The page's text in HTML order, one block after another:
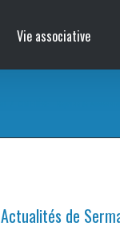
Vie associative
Actualités de